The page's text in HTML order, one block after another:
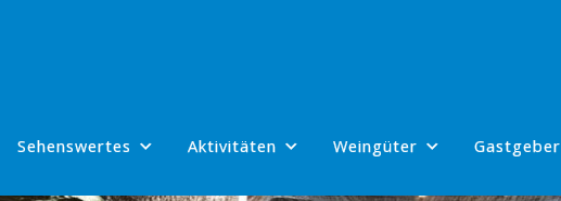
Sehenswertes Aktivitäten Weingüter Gastgeber